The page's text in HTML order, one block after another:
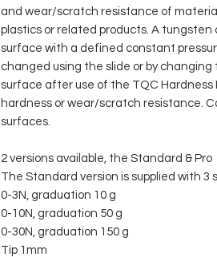
and wear/scratch resistance of
plastics or related products. A tungsten
surface with a defined constant
changed using the slide or by changing
surface after use of the TQC
hardness or wear/scratch resistance.
surfaces.
2 versions available, the Standard & Pro
The Standard version is supplied with 3
0-3N, graduation 10 g
0-10N, graduation 50 g
0-30N, graduation 150 g
Tip 1mm